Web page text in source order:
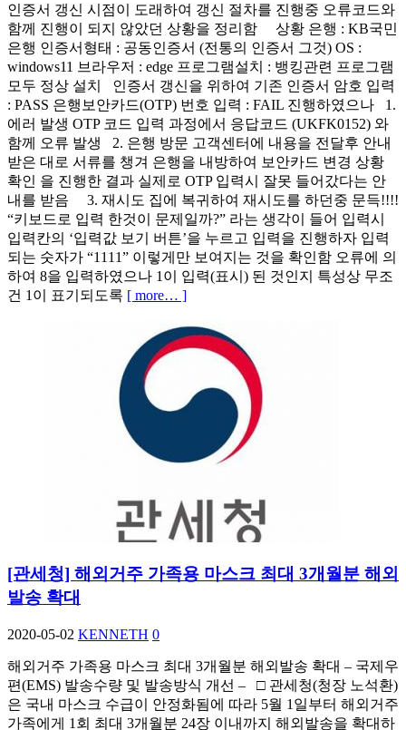
인증서 갱신 시점이 도래하여 갱신 절차를 진행중 오류코드와
함께 진행이 되지 않았던 상황을 정리함 상황 은행 : KB국민
은행 인증서형태 : 공동인증서 (전통의 인증서 그것) OS :
windows11 브라우저 : edge 프로그램설치 : 뱅킹관련 프로그램
모두 정상 설치 인증서 갱신을 위하여 기존 인증서 암호 입력
: PASS 은행보안카드(OTP) 번호 입력 : FAIL 진행하였으나 1.
에러 발생 OTP 코드 입력 과정에서 응답코드 (UKFK0152) 와
함께 오류 발생 2. 은행 방문 고객센터에 내용을 전달후 안내
받은 대로 서류를 챙겨 은행을 내방하여 보안카드 변경 상황
확인 을 진행한 결과 실제로 OTP 입력시 잘못 들어갔다는 안
내를 받음 3. 재시도 집에 복귀하여 재시도를 하던중 문득!!!!
“키보드로 입력 한것이 문제일까?” 라는 생각이 들어 입력시
입력칸의 ‘입력값 보기 버튼’을 누르고 입력을 진행하자 입력
되는 숫자가 “1111” 이렇게만 보여지는 것을 확인함 오류에 의
하여 8을 입력하였으나 1이 입력(표시) 된 것인지 특성상 무조
건 1이 표기되도록 [ more… ]
[관세청] 해외거주 가족용 마스크 최대 3개월분 해외
발송 확대
2020-05-02 KENNETH 0
해외거주 가족용 마스크 최대 3개월분 해외발송 확대 – 국제우
편(EMS) 발송수량 및 발송방식 개선 – □ 관세청(청장 노석환)
은 국내 마스크 수급이 안정화됨에 따라 5월 1일부터 해외거주
가족에게 1회 최대 3개월분 24장 이내까지 해외발송을 확대하